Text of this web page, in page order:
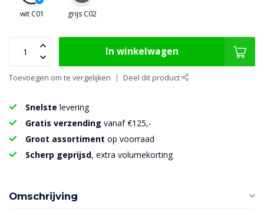
wit C01 grijs C02
In winkelwagen
Toevoegen om te vergelijken Deel dit product
Snelste levering
Gratis verzending vanaf €125,-
Groot assortiment op voorraad
Scherp geprijsd, extra volumekorting
Omschrijving